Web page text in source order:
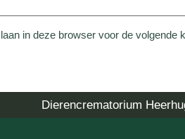
in deze browser voor de volgende
Dierencrematorium